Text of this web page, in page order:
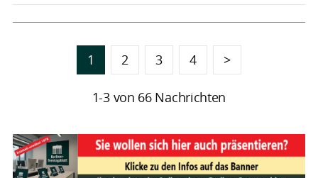
1 2 3 4 >
1-3 von 66 Nachrichten